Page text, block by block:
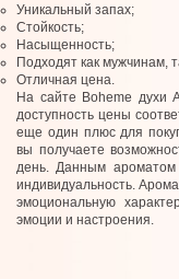
Уникальный запах;
Стойкость;
Насыщенность;
Подходят как мужчинам,
Отличная цена.
На сайте Boheme духи
доступность цены
еще один плюс для
вы получаете
день. Данным ароматом
индивидуальность.
эмоциональную
эмоции и настроения.